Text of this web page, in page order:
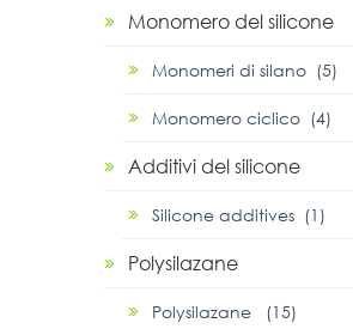
Monomero del silicone
Monomeri di silano (5)
Monomero ciclico (4)
Additivi del silicone
Silicone additives (1)
Polysilazane
Polysilazane (15)